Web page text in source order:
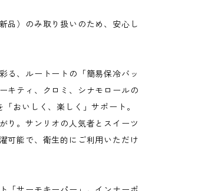
品）のみ取り扱いのため、安心し
る、ルートートの「簡易保冷バッ
キティ、クロミ、シナモロールの
おいしく、楽しく」サポート。
り。サンリオの人気者とスイーツ
可能で、衛生的にご利用いただけ